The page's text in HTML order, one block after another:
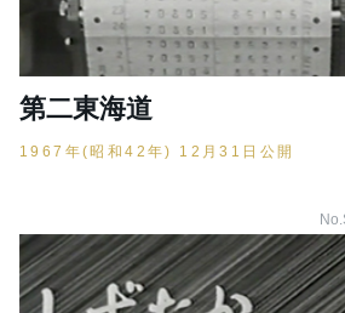
第二東海道
1967年(昭和42年) 12月31日公開